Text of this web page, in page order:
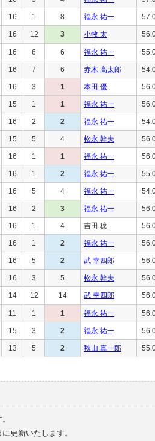
16 1 8 福永 祐一
16 12 3 小牧 太
16 6 6 福永 祐一
16 7 6 赤木 高太郎
16 3 1 本田 優
15 1 1 福永 祐一
16 2 2 福永 祐一
15 5 4 松永 幹夫
16 1 1 福永 祐一
16 1 2 福永 祐一
16 5 4 福永 祐一
16 2 3 福永 祐一
16 1 4 吉田 稔
16 1 2 福永 祐一
16 5 2 武 幸四郎
16 3 5 松永 幹夫
14 12 14 武 幸四郎
11 1 1 福永 祐一
15 3 2 福永 祐一
13 5 2 秋山 真一郎
更新いたします。